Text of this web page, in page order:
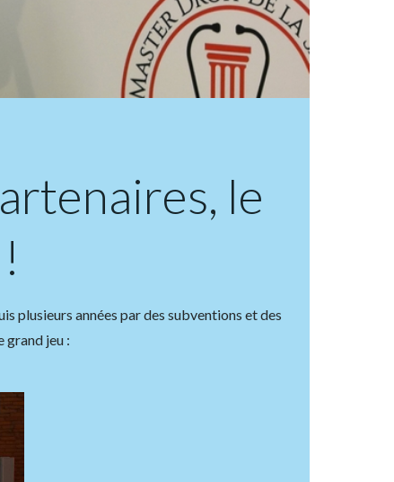
le
plusieurs années par des subventions et des
grand jeu :